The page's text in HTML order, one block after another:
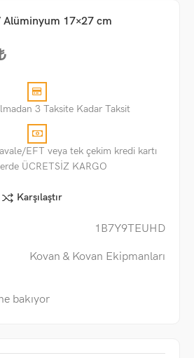
Alüminyum 17×27 cm
3 Taksite Kadar Taksit
EFT veya tek çekim kredi kartı
ÜCRETSİZ KARGO
Karşılaştır
1B7Y9TEUHD
Kovan & Kovan Ekipmanları
bakıyor